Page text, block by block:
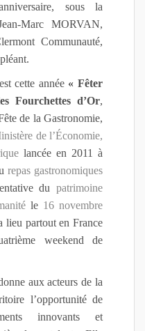
sous la
Marc MORVAN,
Communauté,
cette année « Fêter
Fourchettes d’Or,
de la Gastronomie,
de l’Économie,
lancée en 2011 à
repas gastronomiques
du patrimoine
le 16 novembre
lieu partout en France
weekend de
aux acteurs de la
l’opportunité de
innovants et